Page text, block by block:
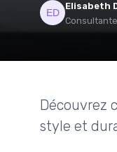
Elisabeth
Découvrez
style et